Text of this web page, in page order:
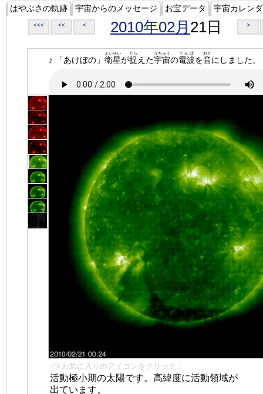
はやぶさの軌跡 宇宙からのメッセージ お宝データ 宇宙カレン
<<< << < 2010年02月 21日 >
♪ 「あけぼの」 衛星
えいせい
が捉
とら
えた宇宙
うちゅう
の電波
でんぱ
を音
おと
にしました。
👈 お気に入りのアイコンをクリック！
活動極小期の太陽です。高緯度に活動領域が
出ています。